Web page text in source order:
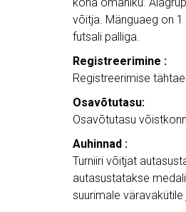
võitja. Mänguaeg on
futsali palliga.
Registreerimine :
Registreerimise
Osavõtutasu:
Osavõtutasu
Auhinnad :
Turniiri võitjat
autasustatakse
suurimale